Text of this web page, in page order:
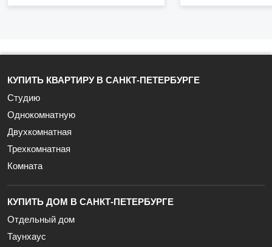
КУПИТЬ КВАРТИРУ В САНКТ-ПЕТЕРБУРГЕ
Студию
Однокомнатную
Двухкомнатная
Трехкомнатная
Комната
КУПИТЬ ДОМ В САНКТ-ПЕТЕРБУРГЕ
Отдельный дом
Таунхаус